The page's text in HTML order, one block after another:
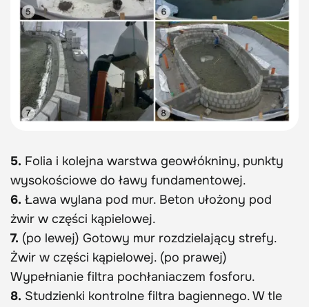
5. Folia i kolejna warstwa geowłókniny, punkty
wysokościowe do ławy fundamentowej.
6. Ława wylana pod mur. Beton ułożony pod
żwir w części kąpielowej.
7. (po lewej) Gotowy mur rozdzielający strefy.
Żwir w części kąpielowej. (po prawej)
Wypełnianie filtra pochłaniaczem fosforu.
8. Studzienki kontrolne filtra bagiennego. W tle